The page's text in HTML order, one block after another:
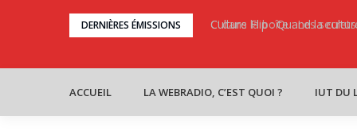
DERNIÈRES ÉMISSIONS C’ dans la boîte : Les
Culture Flip : Quand la
ACCUEIL LA WEBRADIO, C’EST QUOI ? IUT DU